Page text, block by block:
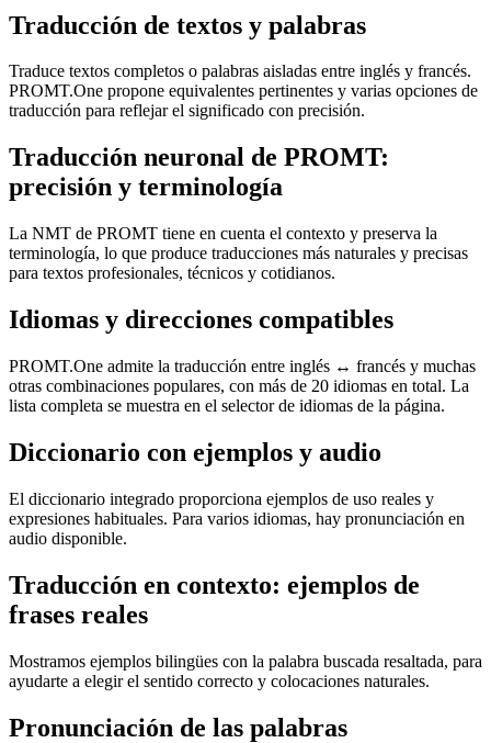
Traducción de textos y palabras
Traduce textos completos o palabras aisladas entre inglés y francés.
PROMT.One propone equivalentes pertinentes y varias opciones de
traducción para reflejar el significado con precisión.
Traducción neuronal de PROMT:
precisión y terminología
La NMT de PROMT tiene en cuenta el contexto y preserva la
terminología, lo que produce traducciones más naturales y precisas
para textos profesionales, técnicos y cotidianos.
Idiomas y direcciones compatibles
PROMT.One admite la traducción entre inglés ↔ francés y muchas
otras combinaciones populares, con más de 20 idiomas en total. La
lista completa se muestra en el selector de idiomas de la página.
Diccionario con ejemplos y audio
El diccionario integrado proporciona ejemplos de uso reales y
expresiones habituales. Para varios idiomas, hay pronunciación en
audio disponible.
Traducción en contexto: ejemplos de
frases reales
Mostramos ejemplos bilingües con la palabra buscada resaltada, para
ayudarte a elegir el sentido correcto y colocaciones naturales.
Pronunciación de las palabras